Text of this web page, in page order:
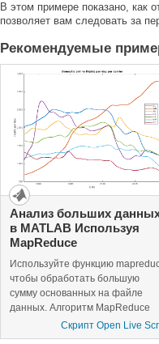
В этом примере показано, как
позволяет вам следовать за
Рекомендуемые
Анализ больших
в MATLAB Используя
MapReduce
Используйте функцию
чтобы обработать большую
сумму основанных на файле
данных. Алгоритм MapReduce
является оплотом многих
современных "больших данных"
Скрипт Open Live